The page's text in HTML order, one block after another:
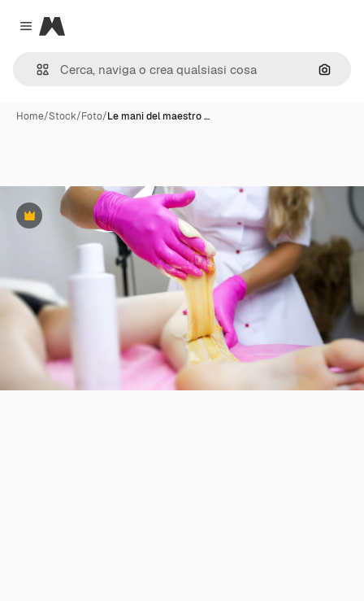
Close menu
Magnific
Cerca
Home/Stock/Foto/Le mani del maestro …
Premium